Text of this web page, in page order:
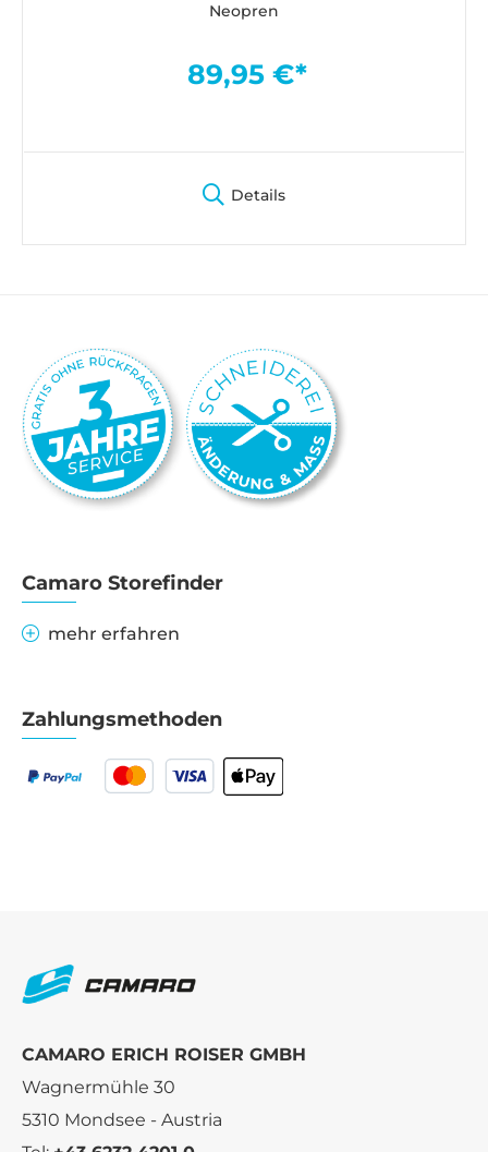
Neopren
89,95 €*
Details
Camaro Storefinder
mehr erfahren
Zahlungsmethoden
CAMARO ERICH ROISER GMBH
Wagnermühle 30
5310 Mondsee - Austria